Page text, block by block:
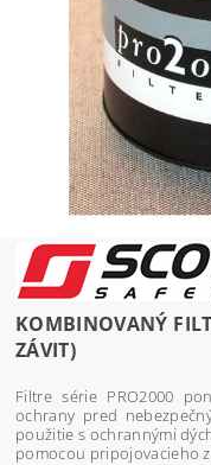
KOMBINOVANÝ
ZÁVIT)
Filtre série PRO2000
ochrany pred
použitie s ochrannými
pomocou pripojovacieho